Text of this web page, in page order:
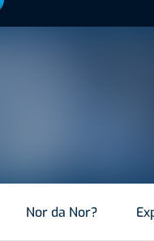
Nor da Nor?